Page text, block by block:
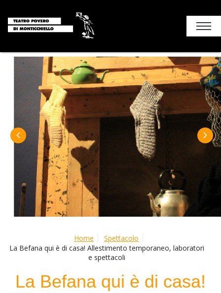
Chi siamo
Stagione
I luoghi del teatro
Soggiorni e attività
Monticchiello
Contatti
Home
Spettacolo
La Befana qui è di casa! Allestimento temporaneo, laboratori
e spettacoli
La Befana qui è di casa!